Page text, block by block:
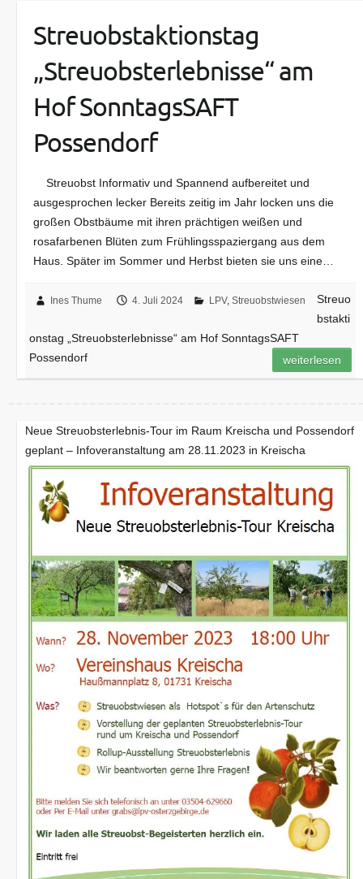
Streuobstaktionstag
„Streuobsterlebnisse“ am
Hof SonntagsSAFT
Possendorf
Streuobst Informativ und Spannend aufbereitet und
ausgesprochen lecker Bereits zeitig im Jahr locken uns die
großen Obstbäume mit ihren prächtigen weißen und
rosafarbenen Blüten zum Frühlingsspaziergang aus dem
Haus. Später im Sommer und Herbst bieten sie uns eine…
Ines Thume 4. Juli 2024 LPV,Streuobstwiesen
Streuo
bstakti
onstag „Streuobsterlebnisse“ am Hof SonntagsSAFT
Possendorf
weiterlesen
Neue Streuobsterlebnis-Tour im Raum Kreischa und Possendorf
geplant – Infoveranstaltung am 28.11.2023 in Kreischa